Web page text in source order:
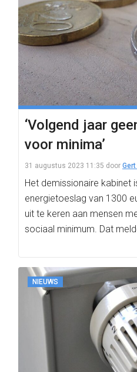
‘Volgend jaar
voor minima’
31 augustus 2023 11:35 door
Het demissionaire kabinet
energietoeslag van 1300
uit te keren aan mensen
sociaal minimum. Dat
NIEUWS